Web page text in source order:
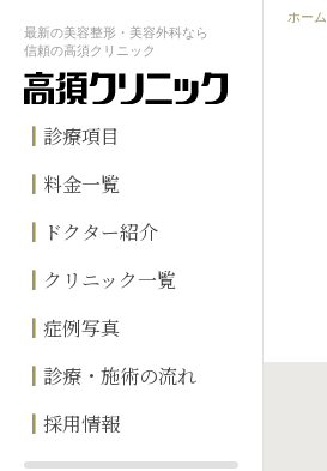
最新の美容整形・美容外科なら
信頼の高須クリニック
診療項目
料金一覧
ドクター紹介
クリニック一覧
症例写真
診療・施術の流れ
採用情報
ホーム